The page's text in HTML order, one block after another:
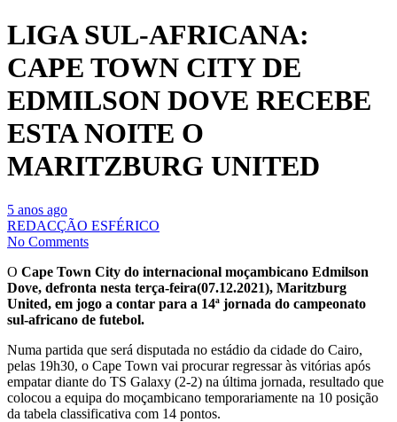
LIGA SUL-AFRICANA:
CAPE TOWN CITY DE
EDMILSON DOVE RECEBE
ESTA NOITE O
MARITZBURG UNITED
5 anos ago
REDACÇÃO ESFÉRICO
No Comments
O Cape Town City do internacional moçambicano Edmilson
Dove, defronta nesta terça-feira(07.12.2021), Maritzburg
United, em jogo a contar para a 14ª jornada do campeonato
sul-africano de futebol.
Numa partida que será disputada no estádio da cidade do Cairo,
pelas 19h30, o Cape Town vai procurar regressar às vitórias após
empatar diante do TS Galaxy (2-2) na última jornada, resultado que
colocou a equipa do moçambicano temporariamente na 10 posição
da tabela classificativa com 14 pontos.